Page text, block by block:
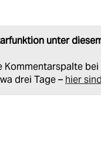
unter
Kommentarspalte bei
drei Tage – hier